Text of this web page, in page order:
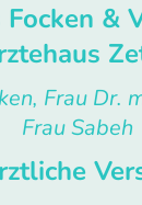
Focken &
Frau Dr.
Frau Sabeh